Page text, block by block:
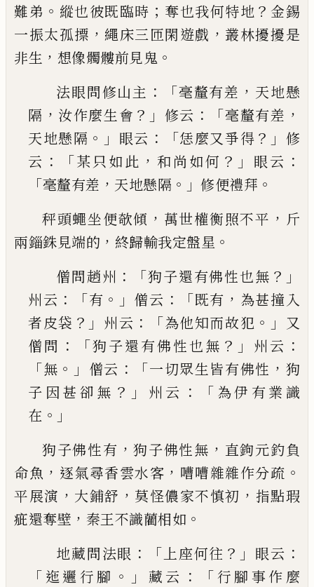
難弟 。 縱也彼既臨時 ； 奪也我何特地 ？ 金錫
一振太孤摽 ， 繩床三匝閑遊戲 ， 叢林擾擾是
非生 ， 想像髑髏前見鬼 。
法眼問修山主 ：「毫釐有差 ， 天地懸
隔 ， 汝作麼生會 ？」 修云 ：「毫釐有差 ，
天地懸隔 。」 眼云 ：「恁麼又爭得 ？」 修
云 ： 「某只如此 ， 和尚如何 ？」 眼云 ：
「毫釐有差 ， 天地懸隔 。」 修便禮拜 。
秤頭蠅坐便欹傾 ， 萬世權衡照不平 ， 斤
兩錙銖見端的 ， 終歸輸我定盤星 。
僧問趙州 ：「狗子還有佛性也無 ？」
州云 ：「有 。」 僧云 ：「既有 ， 為甚撞入
者皮袋 ？」 州云 ：「為他知而故犯 。」
又
僧問 ：「狗子還有佛性也無 ？」 州云 ：
「無 。」 僧云 ：「一切眾生皆有佛性 ， 狗
子因甚卻無 ？」 州云 ：「 為伊有業識
在 。」
狗子佛性有 ，狗子佛性無 ， 直鉤元釣負
命魚 ， 逐氣尋香雲水客 ， 嘈嘈雜雜作分疏 。
平展演 ， 大鋪舒 ， 莫怪儂家不慎初 ， 指點瑕
疵還奪壁 ， 秦王不識藺相如 。
地藏問法眼 ：「 上座何往 ？」 眼云 ：
「 迤邐行腳 。」 藏云 ：「行腳 事作麼